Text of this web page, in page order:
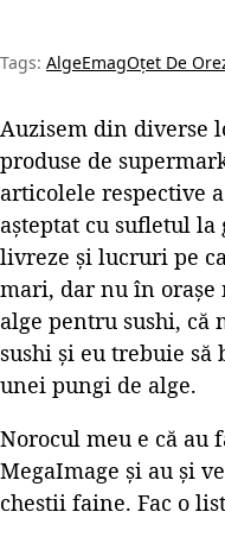
Tags: AlgeEmagOțet De
Auzisem din diverse
produse de
articolele respective
așteptat cu sufletul la
livreze și lucruri pe
mari, dar nu în orașe
alge pentru sushi, că
sushi și eu trebuie să
unei pungi de alge.
Norocul meu e că au
MegaImage și au și
chestii faine. Fac o